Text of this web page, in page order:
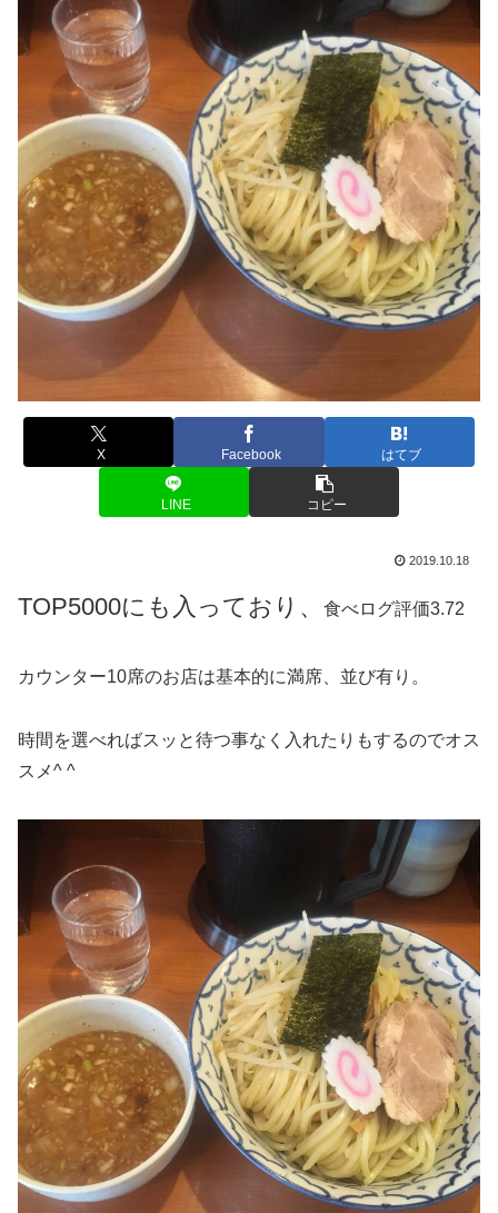
X Facebook はてブ
LINE コピー
2019.10.18
TOP5000にも入っており、 食べログ評価3.72
カウンター10席のお店は基本的に満席、並び有り。
時間を選べればスッと待つ事なく入れたりもするのでオス
スメ^ ^